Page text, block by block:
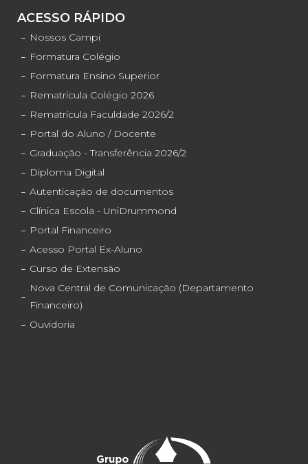
ACESSO RÁPIDO
Nossos Campi
Formatura Colégio
Formatura Ensino Superior
Rematrícula Colégio 2026
Rematrícula Faculdade 2026/2
Portal do Aluno / Docente
Graduação - Transferência 2026/2
Diploma Digital
Autenticação de documentos
Clínica Escola - UniDrummond
Portal Financeiro
Acesso Portal Ex-Aluno
Curso de Extensão
Nova Central de Comunicação (Departamento
Financeiro)
Ouvidoria